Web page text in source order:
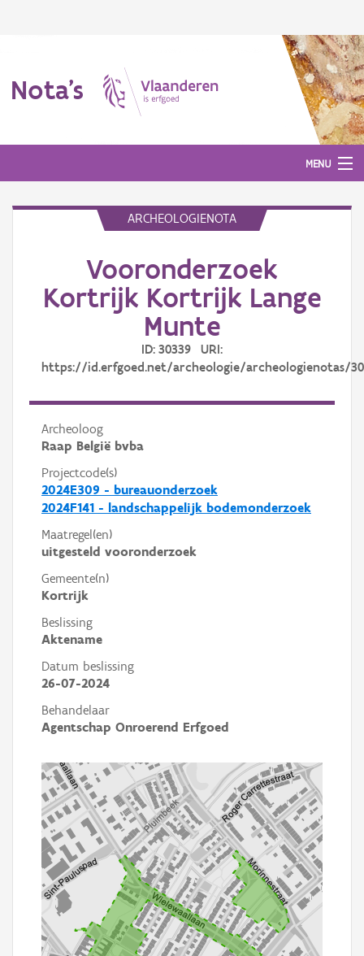
Nota's
MENU
ARCHEOLOGIENOTA
Vooronderzoek
Kortrijk Kortrijk Lange
Munte
ID: 30339 URI:
https://id.erfgoed.net/archeologie/archeologienotas/
Archeoloog
Raap België bvba
Projectcode(s)
2024E309 - bureauonderzoek
2024F141 - landschappelijk bodemonderzoek
Maatregel(en)
uitgesteld vooronderzoek
Gemeente(n)
Kortrijk
Beslissing
Aktename
Datum beslissing
26-07-2024
Behandelaar
Agentschap Onroerend Erfgoed